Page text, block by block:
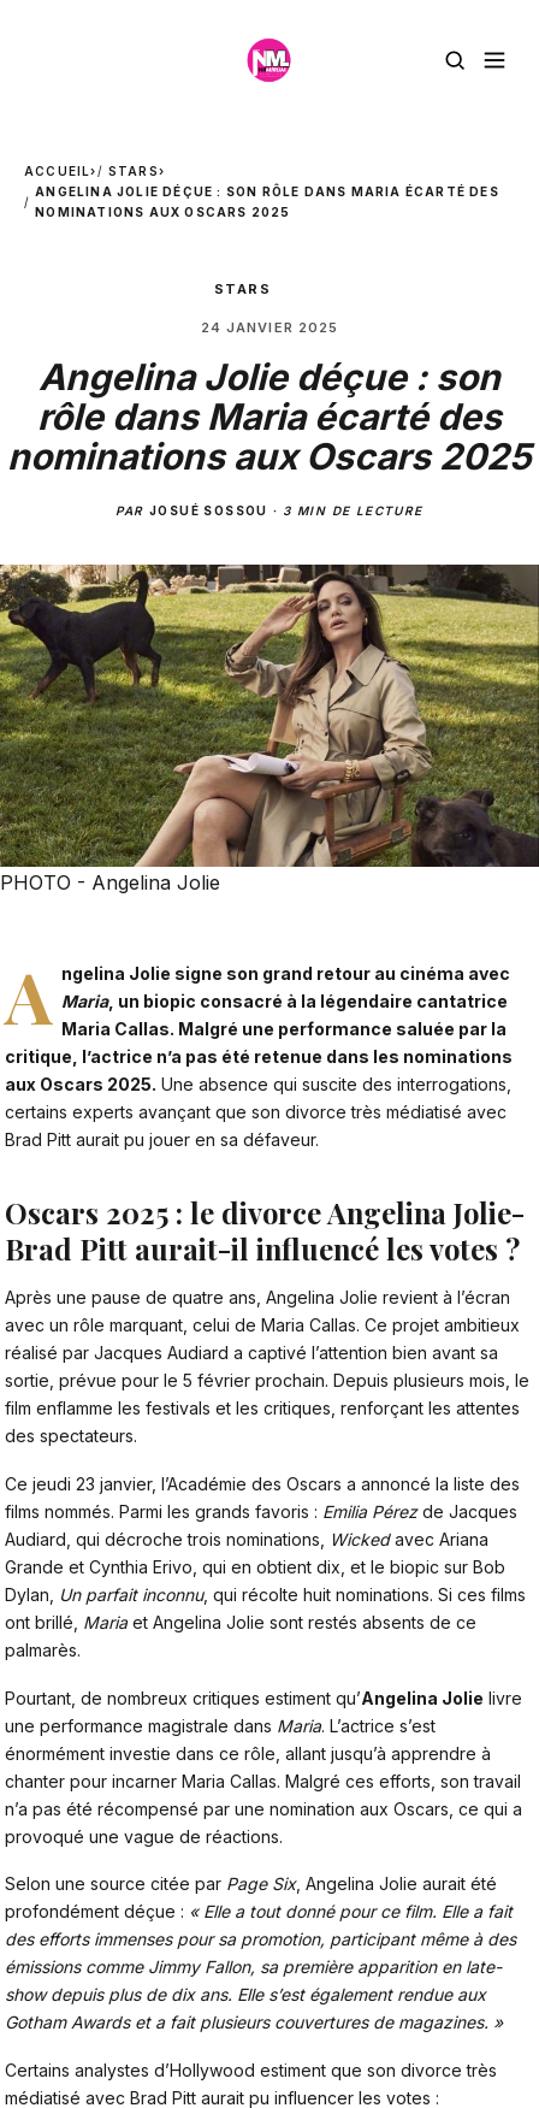
ACCUEIL› STARS›
ANGELINA JOLIE DÉÇUE : SON RÔLE DANS MARIA ÉCARTÉ DES
NOMINATIONS AUX OSCARS 2025
STARS
24 JANVIER 2025
Angelina Jolie déçue : son
rôle dans Maria écarté des
nominations aux Oscars 2025
PARJOSUÉ SOSSOU · 3 MIN DE LECTURE
PHOTO - Angelina Jolie
A ngelina Jolie signe son grand retour au cinéma avec
Maria, un biopic consacré à la légendaire cantatrice
Maria Callas. Malgré une performance saluée par la
critique, l’actrice n’a pas été retenue dans les nominations
aux Oscars 2025. Une absence qui suscite des interrogations,
certains experts avançant que son divorce très médiatisé avec
Brad Pitt aurait pu jouer en sa défaveur.
Oscars 2025 : le divorce Angelina Jolie-
Brad Pitt aurait-il influencé les votes ?
Après une pause de quatre ans, Angelina Jolie revient à l’écran
avec un rôle marquant, celui de Maria Callas. Ce projet ambitieux
réalisé par Jacques Audiard a captivé l’attention bien avant sa
sortie, prévue pour le 5 février prochain. Depuis plusieurs mois, le
film enflamme les festivals et les critiques, renforçant les attentes
des spectateurs.
Ce jeudi 23 janvier, l’Académie des Oscars a annoncé la liste des
films nommés. Parmi les grands favoris : Emilia Pérezde Jacques
Audiard, qui décroche trois nominations,
Wickedavec Ariana
Grande et Cynthia Erivo, qui en obtient dix, et le biopic sur Bob
Dylan,
Un parfait inconnu, qui récolte huit nominations. Si ces films
ont brillé, Mariaet Angelina Jolie sont restés absents de ce
palmarès.
Pourtant, de nombreux critiques estiment qu’Angelina Jolie livre
une performance magistrale dans Maria. L’actrice s’est
énormément investie dans ce rôle, allant jusqu’à apprendre à
chanter pour incarner Maria Callas. Malgré ces efforts, son travail
n’a pas été récompensé par une nomination aux Oscars, ce qui a
provoqué une vague de réactions.
Selon une source citée par Page Six, Angelina Jolie aurait été
profondément déçue : « Elle a tout donné pour ce film. Elle a fait
des efforts immenses pour sa promotion, participant même à des
émissions comme Jimmy Fallon, sa première apparition en late-
show depuis plus de dix ans. Elle s’est également rendue aux
Gotham Awards et a fait plusieurs couvertures de magazines. »
Certains analystes d’Hollywood estiment que son divorce très
médiatisé avec Brad Pitt aurait pu influencer les votes :